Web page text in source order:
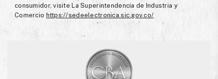
consumidor, visite La Superintendencia de Industria y
Comercio https://sedeelectronica.sic.gov.co/